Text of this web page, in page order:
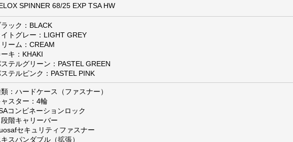
SPINNER 68/25 EXP TSA HW
ラック：BLACK
イトグレー：LIGHT GREY
リーム：CREAM
ーキ：KHAKI
テルグリーン：PASTEL GREEN
テルピンク：PASTEL PINK
：ハードケース（ファスナー）
ャスター：4輪
コンビネーションロック
段階キャリーバー
セキュリティファスナー
スパンダブル（拡張）